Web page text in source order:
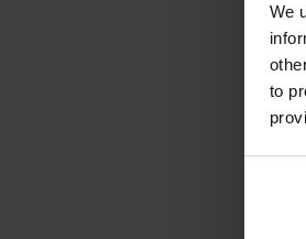
We
to